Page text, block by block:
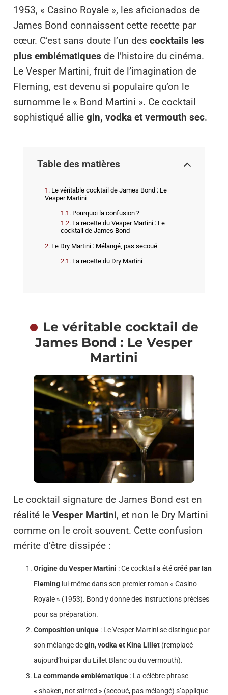
1953, « Casino Royale », les aficionados de
James Bond connaissent cette recette par
cœur. C’est sans doute l’un des cocktails les
plus emblématiques de l’histoire du cinéma.
Le Vesper Martini, fruit de l’imagination de
Fleming, est devenu si populaire qu’on le
surnomme le « Bond Martini ». Ce cocktail
sophistiqué allie gin, vodka et vermouth sec.
Table des matières
Le véritable cocktail de James Bond : Le
Vesper Martini
Pourquoi la confusion ?
La recette du Vesper Martini : Le
cocktail de James Bond
Le Dry Martini : Mélangé, pas secoué
La recette du Dry Martini
Le véritable cocktail de
James Bond : Le Vesper
Martini
Le cocktail signature de James Bond est en
réalité le Vesper Martini, et non le Dry Martini
comme on le croit souvent. Cette confusion
mérite d’être dissipée :
Origine du Vesper Martini : Ce cocktail a étécréé par Ian
Fleming lui-même dans son premier roman « Casino
Royale » (1953). Bond y donne des instructions précises
pour sa préparation.
Composition unique : Le Vesper Martini se distingue par
son mélange degin, vodka et Kina Lillet (remplacé
aujourd’hui par du Lillet Blanc ou du vermouth).
La commande emblématique : La célèbre phrase
« shaken, not stirred » (secoué, pas mélangé) s’applique